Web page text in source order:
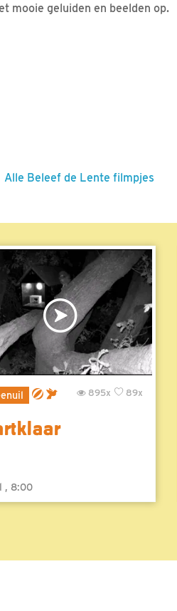
mooie geluiden en beelden op.
Alle Beleef de Lente filmpjes
89x
895x
, 8:00